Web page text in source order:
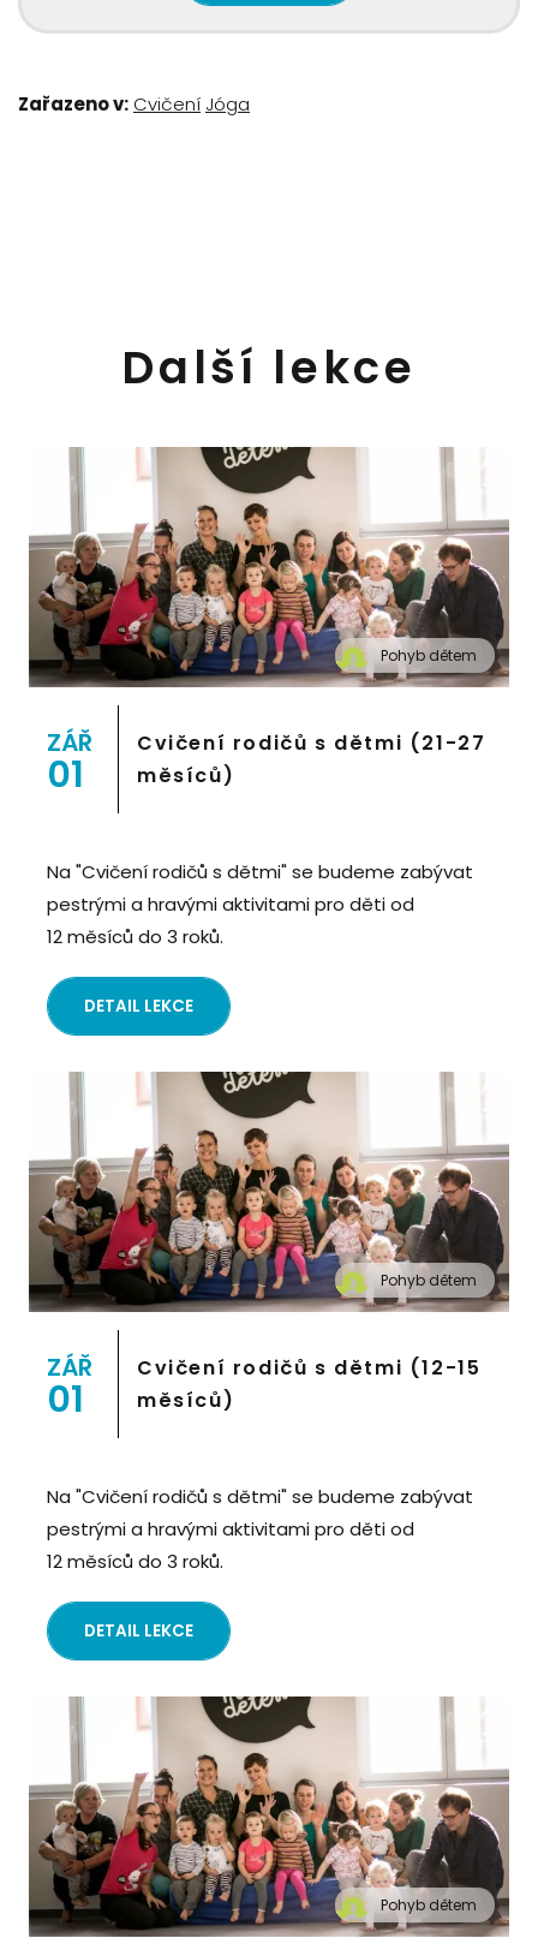
Zařazeno v: Cvičení Jóga
Další lekce
" alt="Cvičení pro děti "Pohyb dětem", Praha 2,
Prostor 8">
Pohyb dětem
ZÁŘ
01
Cvičení rodičů s dětmi (21-27
měsíců)
Na "Cvičení rodičů s dětmi" se budeme zabývat
pestrými a hravými aktivitami pro děti od
12 měsíců do 3 roků.
DETAIL LEKCE
" alt="Cvičení pro děti "Pohyb dětem", Praha 2,
Prostor 8">
Pohyb dětem
ZÁŘ
01
Cvičení rodičů s dětmi (12-15
měsíců)
Na "Cvičení rodičů s dětmi" se budeme zabývat
pestrými a hravými aktivitami pro děti od
12 měsíců do 3 roků.
DETAIL LEKCE
Pohyb dětem